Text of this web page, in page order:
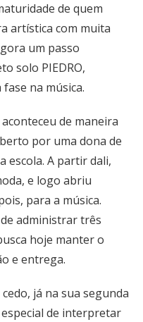
de quem
artística com muita
um passo
solo PIEDRO,
na música.
de maneira
por uma dona de
escola. A partir dali,
e logo abriu
para a música.
administrar três
hoje manter o
e entrega.
já na sua segunda
de interpretar